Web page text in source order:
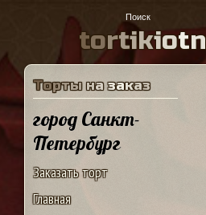
tortikiotn
Торты на заказ
город Санкт-
Петербург
Заказать торт
Главная